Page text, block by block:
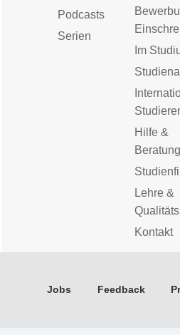
Podcasts
Serien
Im
Hilfe &
Beratung
Lehre &
Kontakt
Jobs Feedback